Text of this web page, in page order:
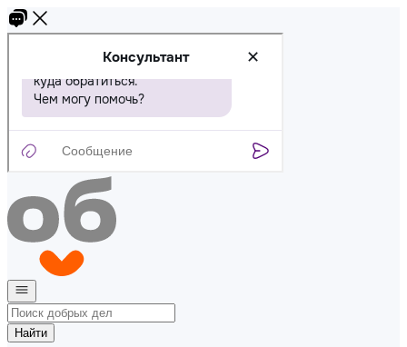
Найти